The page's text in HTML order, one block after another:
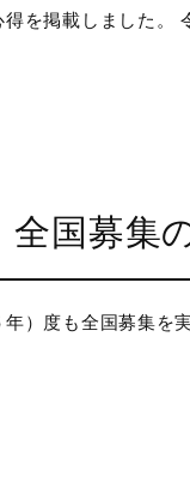
を掲載しました。
国募集
）度も全国募集